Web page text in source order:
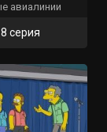
авиалинии
8 серия